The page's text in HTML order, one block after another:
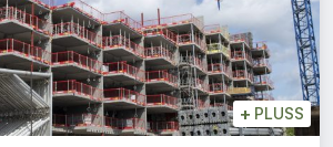
+ PLUSS